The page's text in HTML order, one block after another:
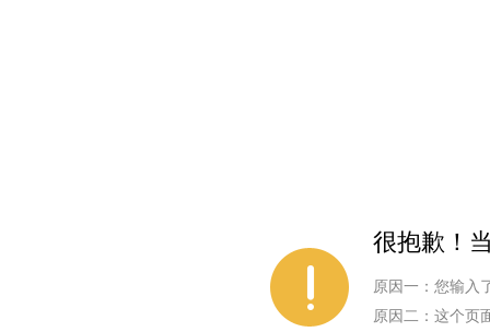
很抱歉！
原因一：您输入
原因二：这个页